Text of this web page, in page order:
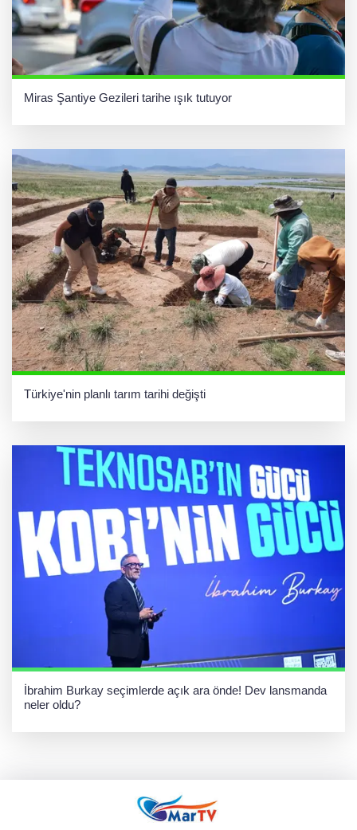
Miras Şantiye Gezileri tarihe ışık tutuyor
Türkiye'nin planlı tarım tarihi değişti
İbrahim Burkay seçimlerde açık ara önde! Dev lansmanda
neler oldu?